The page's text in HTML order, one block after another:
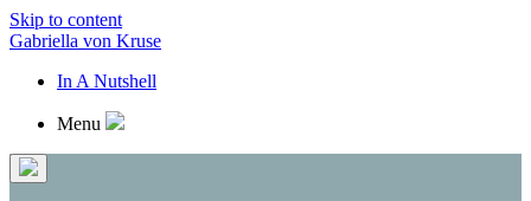
Skip to content
Gabriella von Kruse
In A Nutshell
Menu